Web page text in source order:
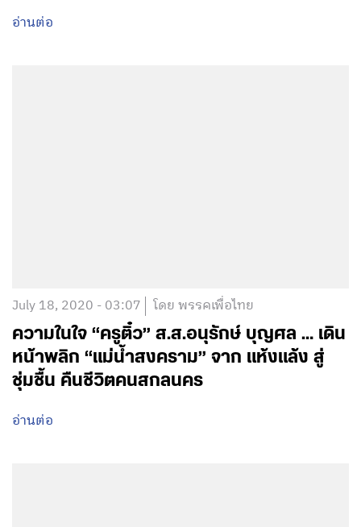
อ่านต่อ
July 18, 2020 - 03:07 โดย พรรคเพื่อไทย
ความในใจ “ครูติ๋ว” ส.ส.อนุรักษ์ บุญศล … เดิน
หน้าพลิก “แม่น้ำสงคราม” จาก แห้งแล้ง สู่
ชุ่มชื้น คืนชีวิตคนสกลนคร
อ่านต่อ